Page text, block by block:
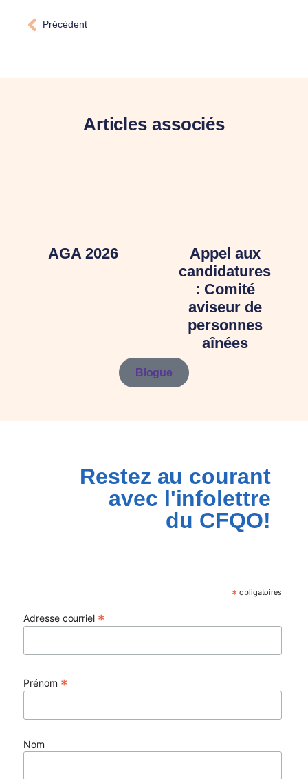
Précédent
Articles associés
AGA 2026
Appel aux
candidatures
: Comité
aviseur de
personnes
aînées
Blogue
Restez au courant
avec l'infolettre
du CFQO!
* obligatoires
Adresse courriel *
Prénom *
Nom